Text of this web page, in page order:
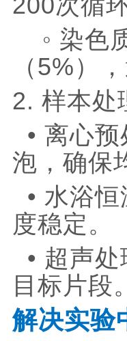
◦ 染色
（5%）
2. 样本
• 离心
泡，确
• 水浴
度稳定
• 超声
目标片
解决实验